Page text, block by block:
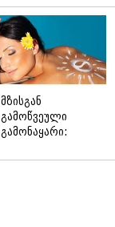
მზისგან
გამოწვეული
გამონაყარი:
ფოტოდერმატოზი?